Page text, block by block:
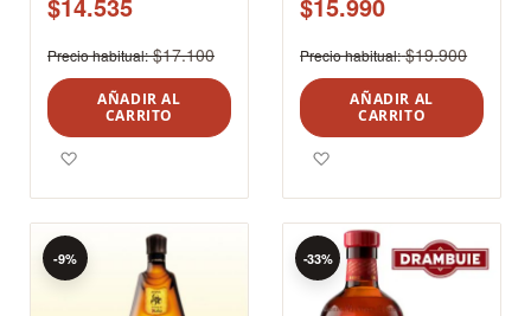
Precio habitual $17.100
AÑADIR AL
CARRITO
Precio habitual $19.900
AÑADIR AL
CARRITO
-9% -33%